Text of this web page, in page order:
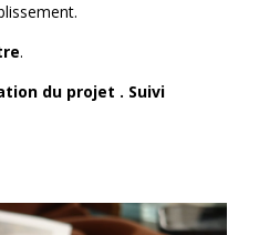
.
du projet . Suivi